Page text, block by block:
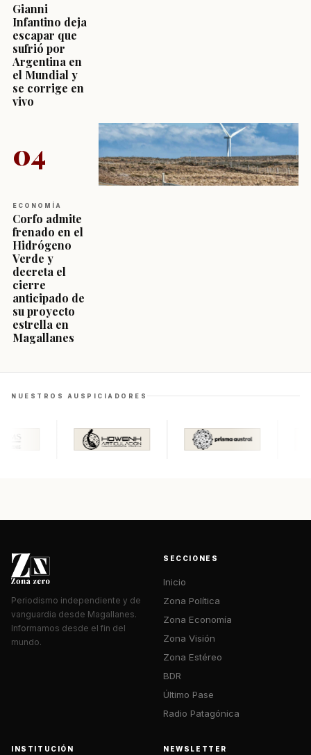
Gianni
Infantino deja
escapar que
sufrió por
Argentina en
el Mundial y
se corrige en
vivo
04
ECONOMÍA
Corfo admite
frenado en el
Hidrógeno
Verde y
decreta el
cierre
anticipado de
su proyecto
estrella en
Magallanes
NUESTROS AUSPICIADORES
Periodismo independiente y de
vanguardia desde Magallanes.
Informamos desde el fin del
mundo.
SECCIONES
Inicio
Zona Política
Zona Economía
Zona Visión
Zona Estéreo
BDR
Último Pase
Radio Patagónica
INSTITUCIÓN NEWSLETTER